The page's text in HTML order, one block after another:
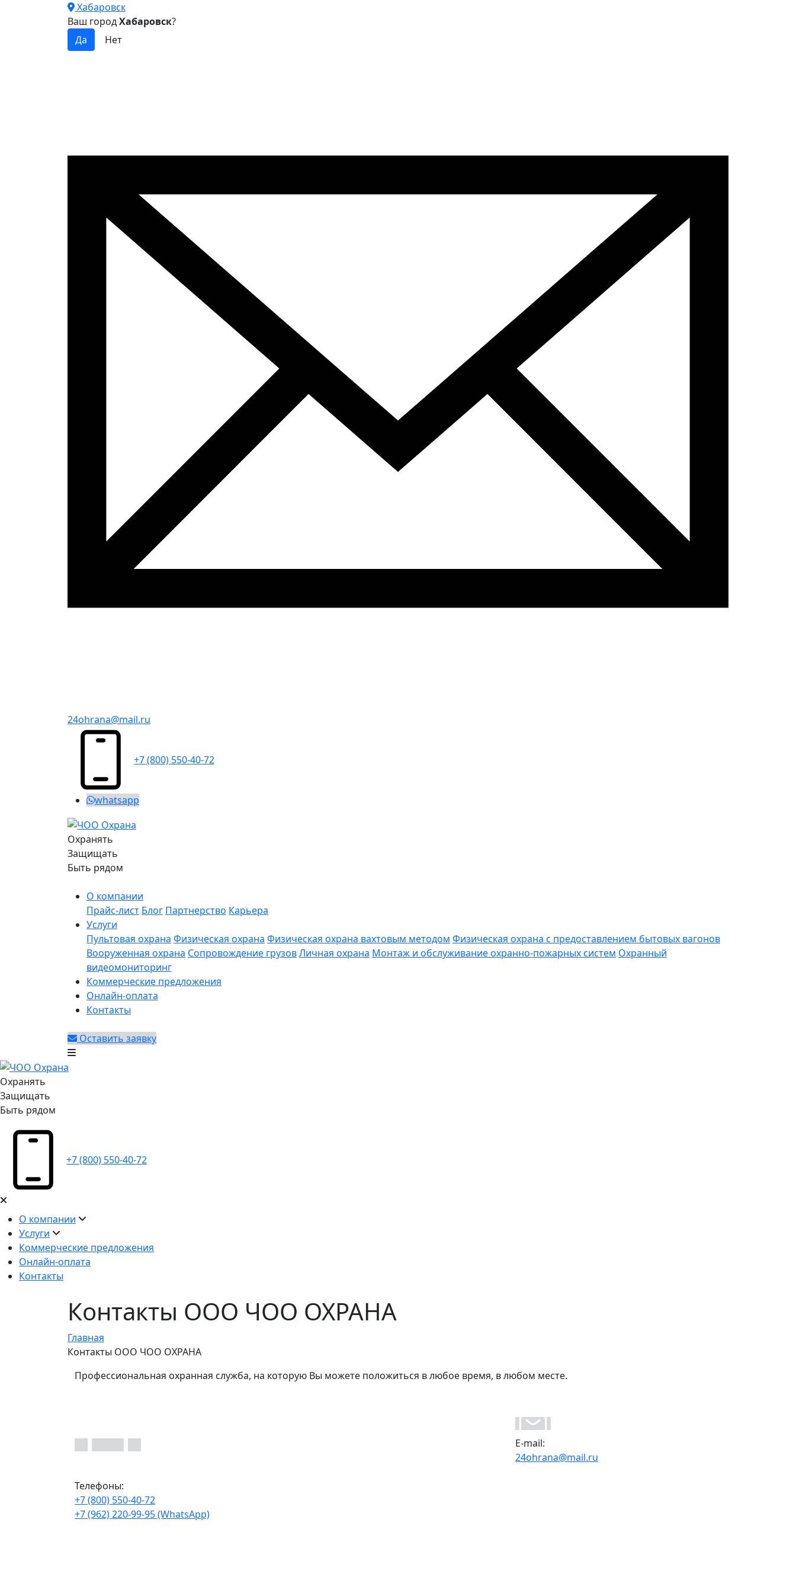
Хабаровск
Ваш городХабаровск?
24ohrana@mail.ru
+7 (800) 550-40-72
whatsapp
Охранять
Защищать
Быть рядом
О компании
Прайс-лист Блог Партнерство Карьера
Услуги
Пультовая охрана Физическая охрана Физическая охрана вахтовым методом Физическая охрана с предоставлением бытовых вагонов
Вооруженная охрана Сопровождение грузовЛичная охрана Монтаж и обслуживание охранно-пожарных систем Охранный
видеомониторинг
Коммерческие предложения
Онлайн-оплата
Контакты
Оставить заявку
Охранять
Защищать
Быть рядом
+7 (800) 550-40-72
О компании
Услуги
Коммерческие предложения
Онлайн-оплата
Контакты
Контакты ООО ЧОО ОХРАНА
Главная
Контакты ООО ЧОО ОХРАНА
Профессиональная охранная служба, на которую Вы можете положиться в любое время, в любом месте.
Телефоны:
+7 (800) 550-40-72
+7 (962) 220-99-95 (WhatsApp)
E-mail:
24ohrana@mail.ru